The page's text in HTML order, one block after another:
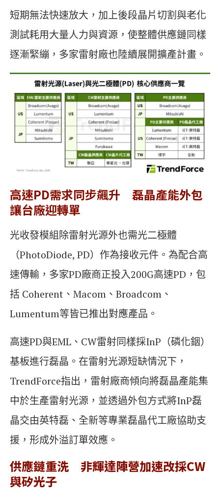
短期無法快速放大，加上後段晶片切割與老化
測試耗用大量人力與資源，使整體供應鏈同樣
逐漸緊繃，多家雷射廠也陸續展開擴產計畫。
高速PD需求同步飆升
磊晶產能外包
讓台廠迎轉單
光收發模組除雷射光源外也需光二極體
（PhotoDiode, PD）作為接收元件。為配合高
速傳輸，多家PD廠商正投入200G高速PD，包
括 Coherent、Macom、Broadcom、
Lumentum等皆已推出對應產品。
高速PD與EML、CW雷射同樣採InP（磷化銦）
基板進行磊晶。在雷射光源短缺情況下，
TrendForce指出，雷射廠商傾向將磊晶產能集
中於生產雷射光源，並透過外包方式將InP磊
晶交由英特磊、全新等專業磊晶代工廠協助支
援，形成外溢訂單效應。
供應鏈重洗 非輝達陣營加速改採CW
與矽光子